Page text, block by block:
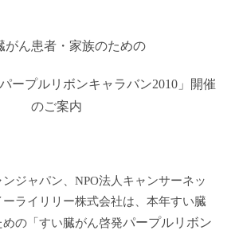
がん患者・家族のための
ープルリボンキャラバン2010 」開催
のご案内
ジャパン、NPO法人キャンサーネッ
ーライリリー株式会社は、本年すい臓
の「すい臓がん啓発パープルリボン